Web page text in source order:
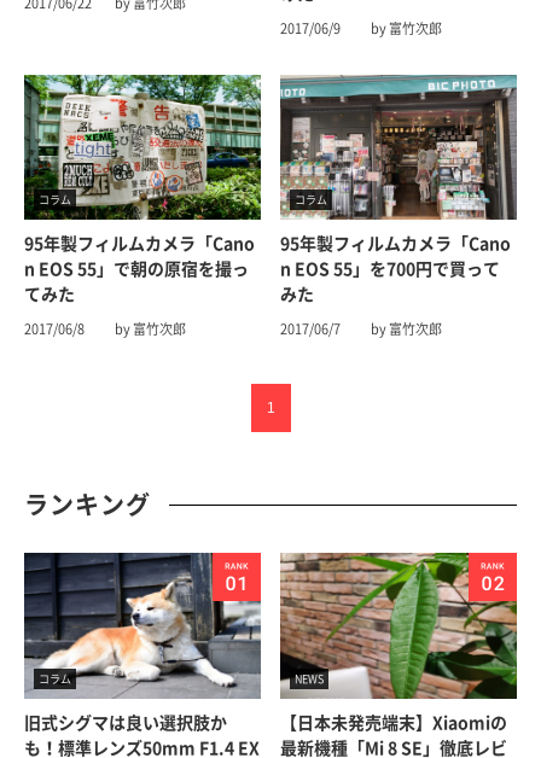
2017/06/22 by 富竹次郎
2017/06/9 by 富竹次郎
コラム
95年製フィルムカメラ「Cano
n EOS 55」で朝の原宿を撮っ
てみた
2017/06/8 by 富竹次郎
コラム
95年製フィルムカメラ「Cano
n EOS 55」を700円で買って
みた
2017/06/7 by 富竹次郎
1
ランキング
コラム
旧式シグマは良い選択肢か
も！標準レンズ50mm F1.4 EX
NEWS
【日本未発売端末】Xiaomiの
最新機種「Mi 8 SE」徹底レビ